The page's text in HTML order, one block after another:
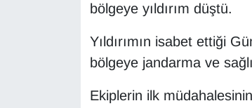
bölgeye yıldırım düştü.
Yıldırımın isabet ettiği
bölgeye jandarma ve
Ekiplerin ilk
HABERDE İNSAN